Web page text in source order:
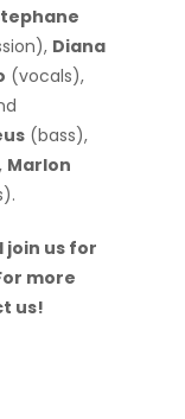
Diana
(vocals),
(bass),
Marlon
join us for
more
us!